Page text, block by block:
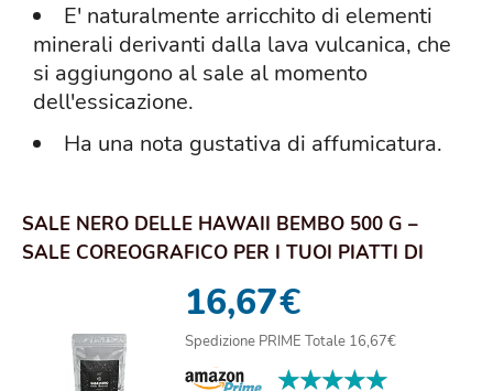
E' naturalmente arricchito di elementi
minerali derivanti dalla lava vulcanica, che
si aggiungono al sale al momento
dell'essicazione.
Ha una nota gustativa di affumicatura.
SALE NERO DELLE HAWAII BEMBO 500 G –
SALE COREOGRAFICO PER I TUOI PIATTI DI
16,67€
Spedizione PRIME Totale 16,67€
★★★★★
★★★★★